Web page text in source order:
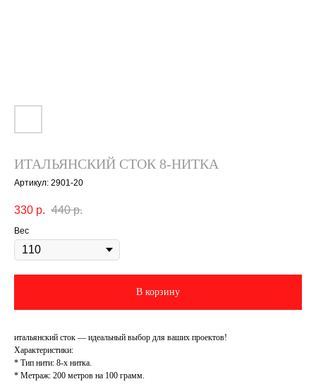
ИТАЛЬЯНСКИЙ СТОК 8-НИТКА
Артикул: 2901-20
330 р. 440 р.
Вес
В корзину
итальянский сток — идеальный выбор для ваших проектов!
Характеристики:
* Тип нити: 8-х нитка.
* Метраж: 200 метров на 100 грамм.